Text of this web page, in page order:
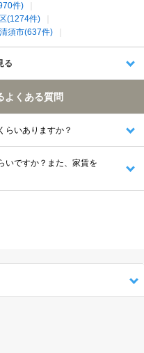
件)
(1274件)
清須市(637件)
屋市(448件)
岩倉市(257件)
る
よくある質問
らいありますか？
いですか？また、家賃を